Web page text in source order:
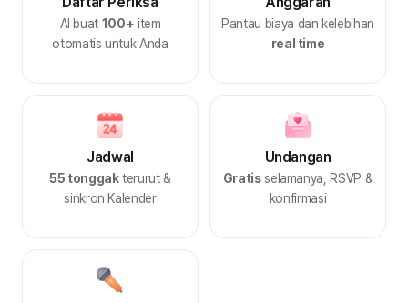
AI buat 100+ item
otomatis untuk Anda
Pantau biaya dan kelebihan
real time
Jadwal
55 tonggakterurut &
sinkron Kalender
Undangan
Gratisselamanya, RSVP &
konfirmasi